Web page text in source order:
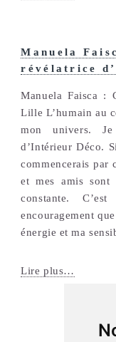
Manuela
révélatrice
Manuela Faisca :
Lille L’humain au
mon univers. Je
d’Intérieur Déco.
commencerais par
et mes amis sont
constante.
encouragement
énergie et ma
Lire plus…